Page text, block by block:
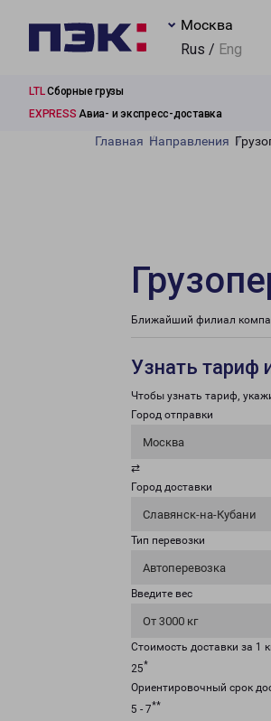
Москва
Rus / Eng
LTLСборные грузы
EXPRESS Авиа- и экспресс-доставка
Главная Направления
Ближайший филиал
Узнать тариф
Чтобы узнать тариф,
Город отправки
Москва
⇄
Город доставки
Славянск-на-Кубани
Тип перевозки
Автоперевозка
Введите вес
От 3000 кг
Стоимость доставки за 1
25*
Ориентировочный срок
5 - 7**